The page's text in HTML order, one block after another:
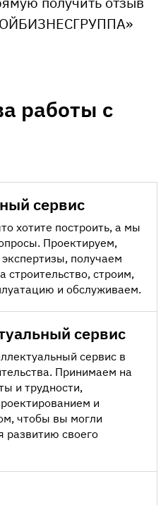
работы с
сервис
хотите построить, а мы
Проектируем,
получаем
строительство, строим,
и обслуживаем.
сервис
сервис в
Принимаем на
и трудности,
и
чтобы вы могли
развитию своего